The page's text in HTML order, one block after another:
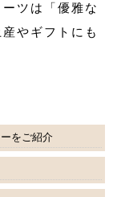
ツは「優雅な
やギフトにも
をご紹介